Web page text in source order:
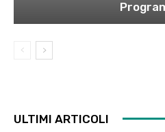
ULTIMI ARTICOLI